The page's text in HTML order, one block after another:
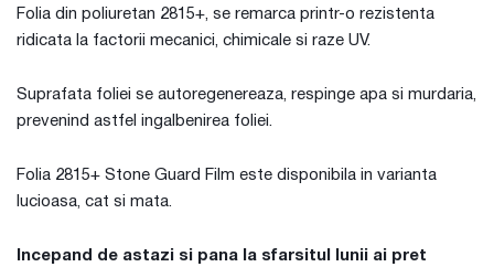
Folia din poliuretan 2815+, se remarca printr-o rezistenta
ridicata la factorii mecanici, chimicale si raze UV.
Suprafata foliei se autoregenereaza, respinge apa si murdaria,
prevenind astfel ingalbenirea foliei.
Folia 2815+ Stone Guard Film este disponibila in varianta
lucioasa, cat si mata.
Incepand de astazi si pana la sfarsitul lunii ai pret